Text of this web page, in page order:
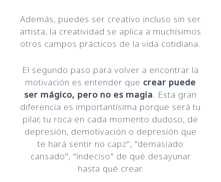
Además, puedes ser creativo incluso sin ser
artista, la creatividad se aplica a muchísimos
otros campos prácticos de la vida cotidiana.
El segundo paso para volver a encontrar la
motivación es entender que crear puede
ser mágico, pero no es magia. Esta gran
diferencia es importantísima porque será tu
pilar, tu roca en cada momento dudoso, de
depresión, demotivación o depresión que
te hará sentir no capz", "demasiado
cansado", "indeciso" de qué desayunar
hasta qué crear.